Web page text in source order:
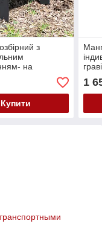
з
на
Купити
1